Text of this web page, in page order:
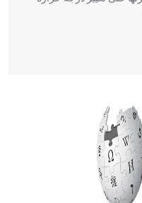
في جروح الرأس. ويعود
يتكون في البحر ويتركب